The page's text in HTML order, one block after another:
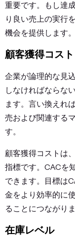
重要です。もし達
り良い売上の実行
機会を提供します。
顧客獲得コスト
企業が論理的な見
しなければならな
ます。言い換えれ
売および関連する
す。
顧客獲得コストは
指標です。CACを
できます。目標は
金をより効率的に
ることにつながりま
在庫レベル